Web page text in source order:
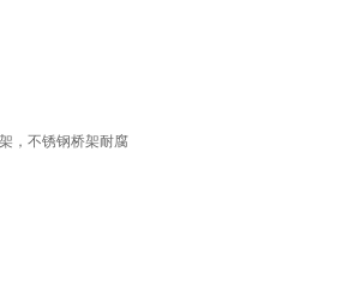
，不锈钢桥架耐腐